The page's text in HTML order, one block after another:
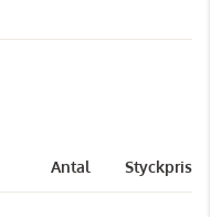
Antal Styckpris